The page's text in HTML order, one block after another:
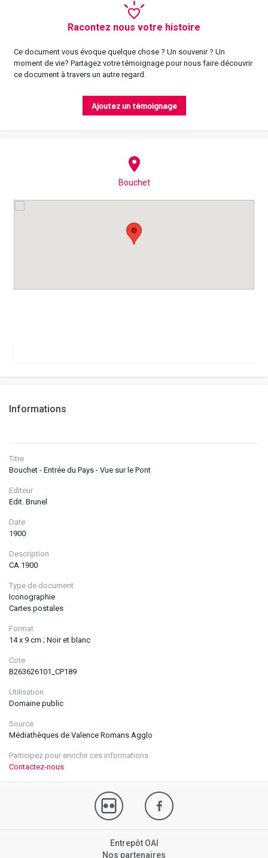
Informations
Titre
Bouchet - Entrée du Pays - Vue sur le Pont
Editeur
Edit. Brunel
Date
1900
Description
CA 1900
Type de document
Iconographie
Cartes postales
Format
14 x 9 cm ; Noir et blanc
Cote
B263626101_CP189
Utilisation
Domaine public
Source
Médiathèques de Valence Romans Agglo
Participez pour enrichir ces informations
Contactez-nous
Racontez nous votre histoire
Ce document vous évoque quelque chose ? Un souvenir ? Un
moment de vie? Partagez votre témoignage pour nous faire découvrir
ce document à travers un autre regard.
Ajoutez un témoignage
Bouchet
Entrepôt OAI
Nos partenaires